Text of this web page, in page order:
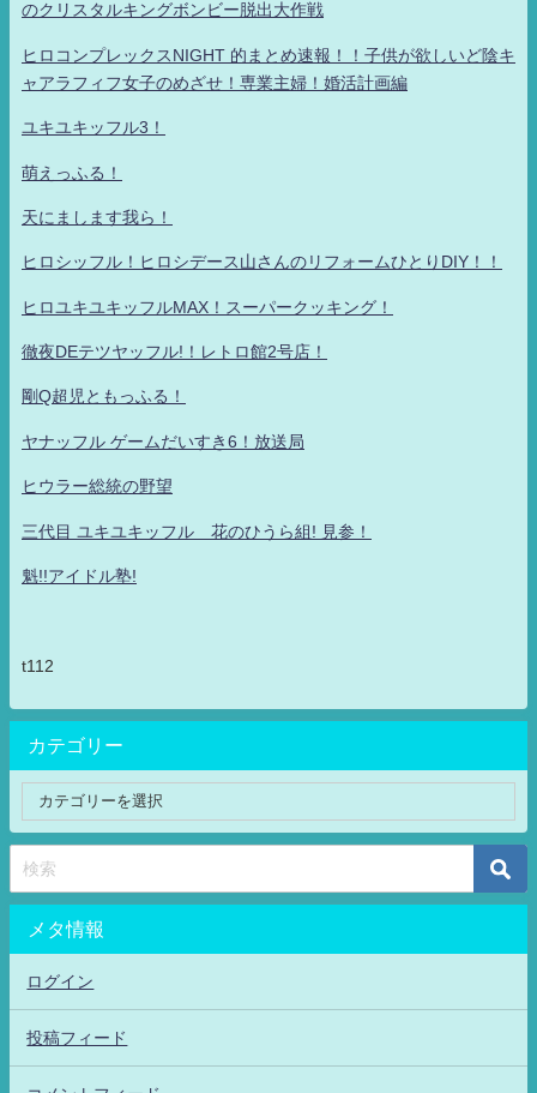
のクリスタルキングボンビー脱出大作戦
ヒロコンプレックスNIGHT 的まとめ速報！！子供が欲しいど陰キ
ャアラフィフ女子のめざせ！専業主婦！婚活計画編
ユキユキッフル3！
萌えっふる！
天にまします我ら！
ヒロシッフル！ヒロシデース山さんのリフォームひとりDIY！！
ヒロユキユキッフルMAX！スーパークッキング！
徹夜DEテツヤッフル!！レトロ館2号店！
剛Q超児ともっふる！
ヤナッフル ゲームだいすき6！放送局
ヒウラー総統の野望
三代目 ユキユキッフル 花のひうら組! 見参！
魁!!アイドル塾!
t112
カテゴリー
メタ情報
ログイン
投稿フィード